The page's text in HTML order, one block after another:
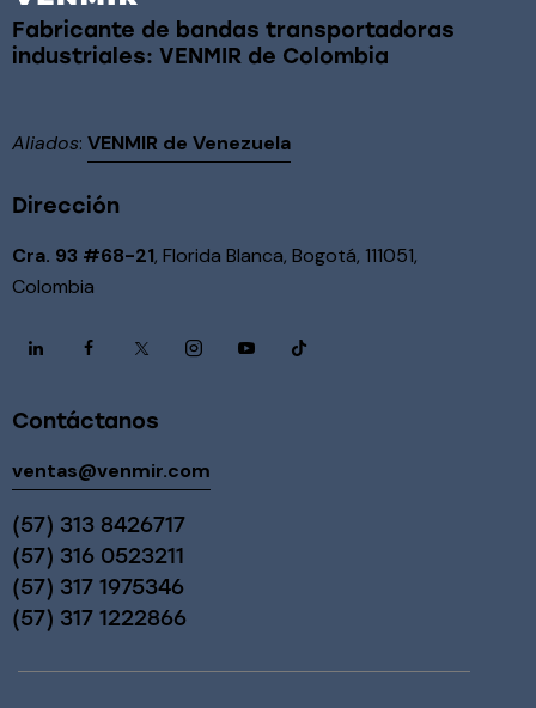
Fabricante de bandas transportadoras
industriales: VENMIR de Colombia
Aliados: VENMIR de Venezuela
Dirección
Cra. 93 #68-21, Florida Blanca, Bogotá, 111051,
Colombia
Contáctanos
ventas@venmir.com
(57) 313 8426717
(57) 316 0523211
(57) 317 1975346
(57) 317 1222866